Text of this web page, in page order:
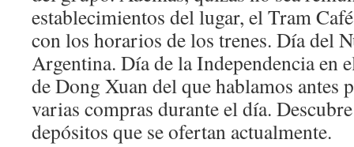
establecimientos del lugar, el Tram
con los horarios de los trenes. Día del
Argentina. Día de la Independencia en
de Dong Xuan del que hablamos antes
varias compras durante el día.
depósitos que se ofertan actualmente.